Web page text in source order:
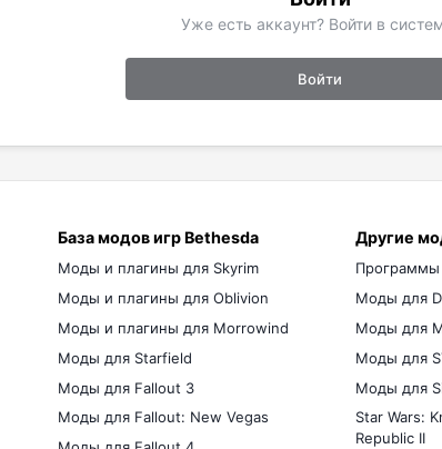
Уже есть аккаунт? Войти в
Войти
База модов игр Bethesda
Моды и плагины для Skyrim
Моды и плагины для Oblivion
Моды и плагины для Morrowind
Моды для Starfield
Моды для Fallout 3
Моды для Fallout: New Vegas
Другие
Программы
Моды для
Моды для
Моды для
Моды для
Star Wars:
Republic II